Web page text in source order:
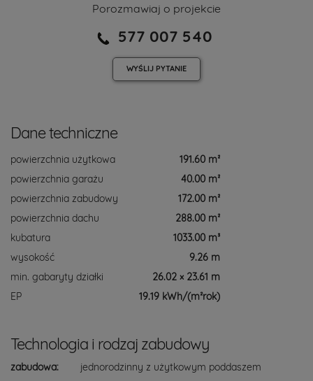
Porozmawiaj o projekcie
577 007 540
WYŚLIJ PYTANIE
Dane techniczne
powierzchnia użytkowa
191.60 m²
powierzchnia garażu
40.00 m²
powierzchnia zabudowy
172.00 m²
powierzchnia dachu
288.00 m²
kubatura
1033.00 m³
wysokość
9.26 m
min. gabaryty działki
26.02 × 23.61 m
EP
19.19 kWh/(m²rok)
Technologia i rodzaj zabudowy
zabudowa: jednorodzinny z użytkowym poddaszem